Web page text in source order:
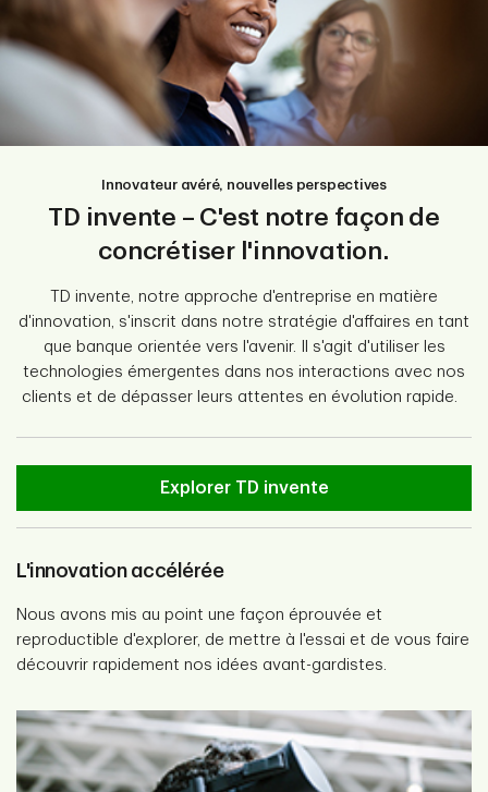
Innovateur avéré, nouvelles perspectives
TD invente – C'est notre façon de
concrétiser l'innovation.
TD invente, notre approche d'entreprise en matière
d'innovation, s'inscrit dans notre stratégie d'affaires en tant
que banque orientée vers l'avenir. Il s'agit d'utiliser les
technologies émergentes dans nos interactions avec nos
clients et de dépasser leurs attentes en évolution rapide.
Explorer TD invente
L'innovation accélérée
Nous avons mis au point une façon éprouvée et
reproductible d'explorer, de mettre à l'essai et de vous faire
découvrir rapidement nos idées avant-gardistes.